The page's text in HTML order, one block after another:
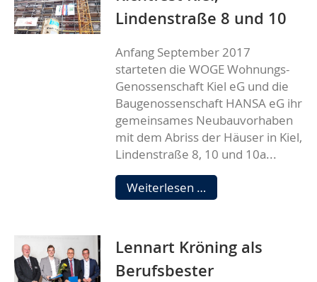
Lindenstraße 8 und 10
Anfang September 2017
starteten die WOGE Wohnungs-
Genossenschaft Kiel eG und die
Baugenossenschaft HANSA eG ihr
gemeinsames Neubauvorhaben
mit dem Abriss der Häuser in Kiel,
Lindenstraße 8, 10 und 10a...
Weiterlesen … Richtfest
Kiel,
und
10
Lennart Kröning als
Berufsbester